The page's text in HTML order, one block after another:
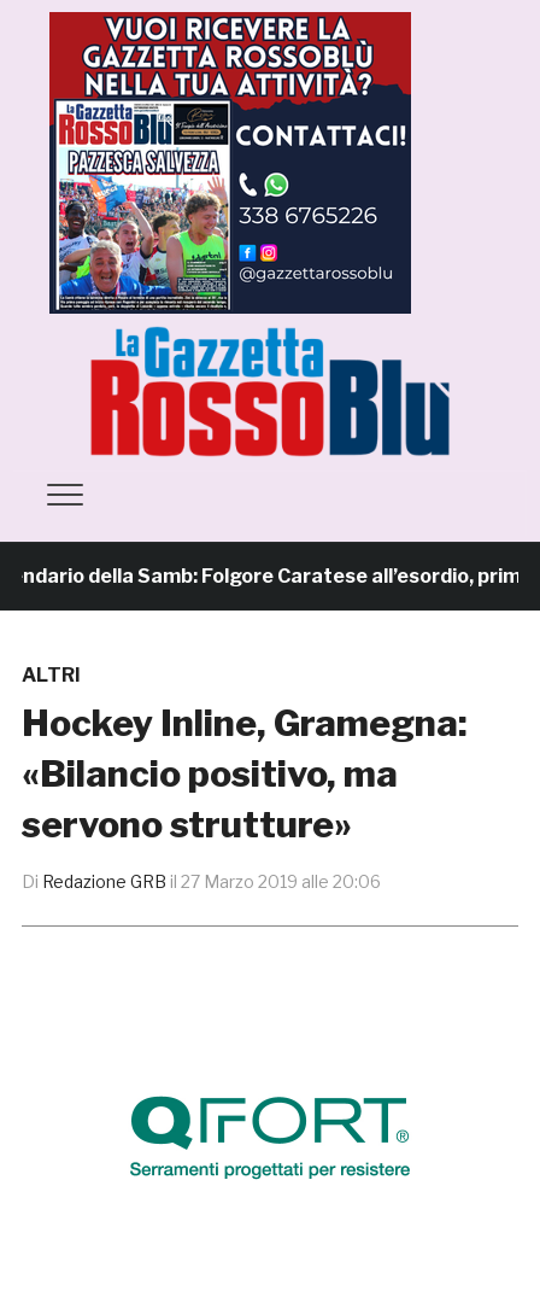
della Samb: Folgore Caratese all’esordio, prima
ALTRI
Hockey Inline, Gramegna:
«Bilancio positivo, ma
servono strutture»
Di Redazione GRB il 27 Marzo 2019 alle 20:06